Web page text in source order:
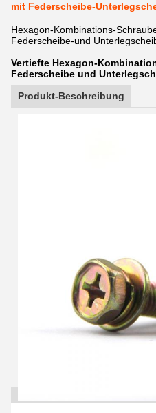
mit Federscheibe-
Hexagon-Kombinations-
Federscheibe-und
Vertiefte Hexagon-
Federscheibe und
Produkt-Beschreibung